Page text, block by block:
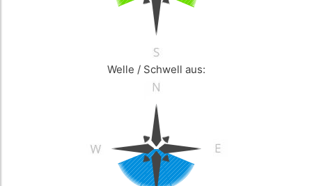
Welle / Schwell aus: